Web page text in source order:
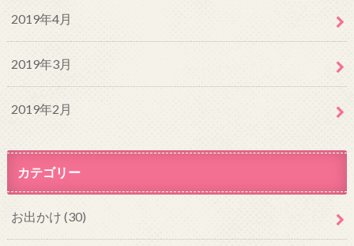
2019年4月
2019年3月
2019年2月
カテゴリー
お出かけ (30)